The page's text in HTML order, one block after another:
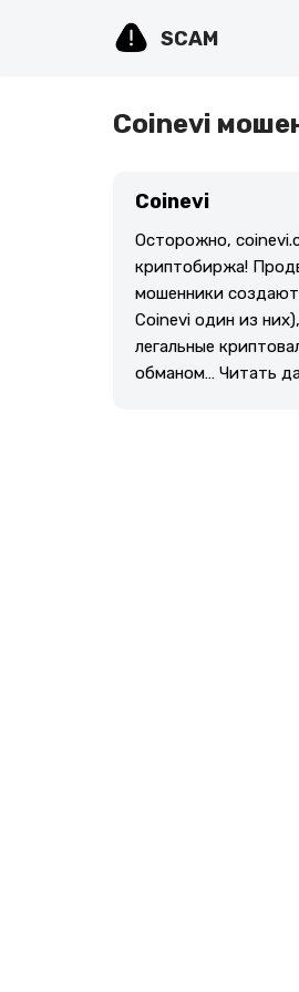
содержимому
SCAM
Coinevi
Coinevi
Осторожно,
криптобиржа!
мошенники
Coinevi один из
легальные
обманом… Читать